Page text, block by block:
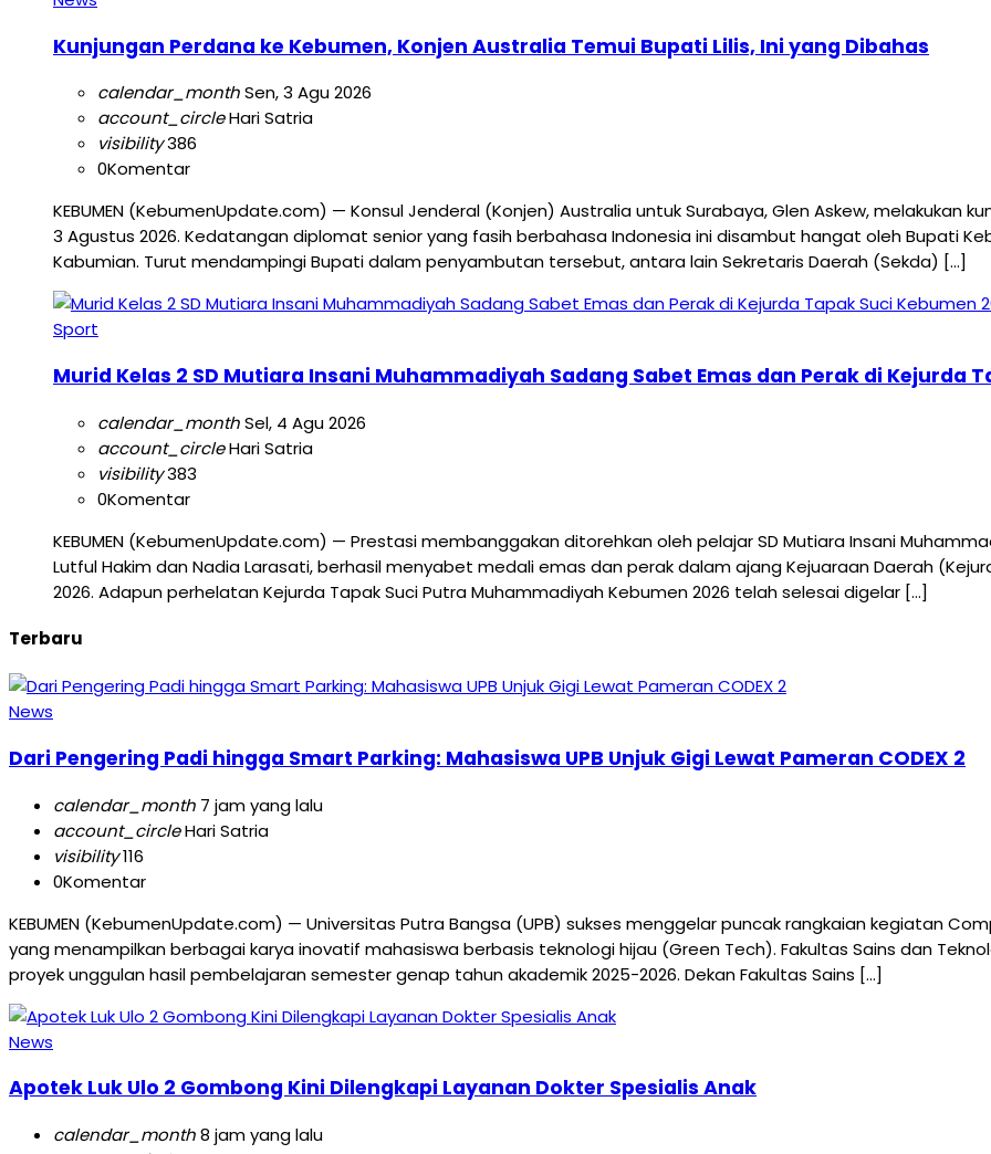
Kunjungan Perdana ke Kebumen, Konjen Australia Temui Bupati Lilis, Ini yang Dibahas
calendar_monthSen, 3 Agu 2026
account_circleHari Satria
visibility386
0Komentar
KEBUMEN (KebumenUpdate.com) — Konsul Jenderal (Konjen) Australia untuk Surabaya, Glen Askew, melakukan
3 Agustus 2026. Kedatangan diplomat senior yang fasih berbahasa Indonesia ini disambut hangat oleh Bupati
Kabumian. Turut mendampingi Bupati dalam penyambutan tersebut, antara lain Sekretaris Daerah (Sekda) […]
Sport
Murid Kelas 2 SD Mutiara Insani Muhammadiyah Sadang Sabet Emas dan Perak di Kejurda
calendar_monthSel, 4 Agu 2026
account_circleHari Satria
visibility383
0Komentar
KEBUMEN (KebumenUpdate.com) — Prestasi membanggakan ditorehkan oleh pelajar SD Mutiara Insani
Lutful Hakim dan Nadia Larasati, berhasil menyabet medali emas dan perak dalam ajang Kejuaraan Daerah
2026. Adapun perhelatan Kejurda Tapak Suci Putra Muhammadiyah Kebumen 2026 telah selesai digelar […]
Terbaru
News
Dari Pengering Padi hingga Smart Parking: Mahasiswa UPB Unjuk Gigi Lewat Pameran CODEX 2
calendar_month 7 jam yang lalu
account_circleHari Satria
visibility116
0Komentar
KEBUMEN (KebumenUpdate.com) — Universitas Putra Bangsa (UPB) sukses menggelar puncak rangkaian kegiatan
yang menampilkan berbagai karya inovatif mahasiswa berbasis teknologi hijau (Green Tech). Fakultas Sains dan
proyek unggulan hasil pembelajaran semester genap tahun akademik 2025-2026. Dekan Fakultas Sains […]
News
Apotek Luk Ulo 2 Gombong Kini Dilengkapi Layanan Dokter Spesialis Anak
calendar_month8 jam yang lalu